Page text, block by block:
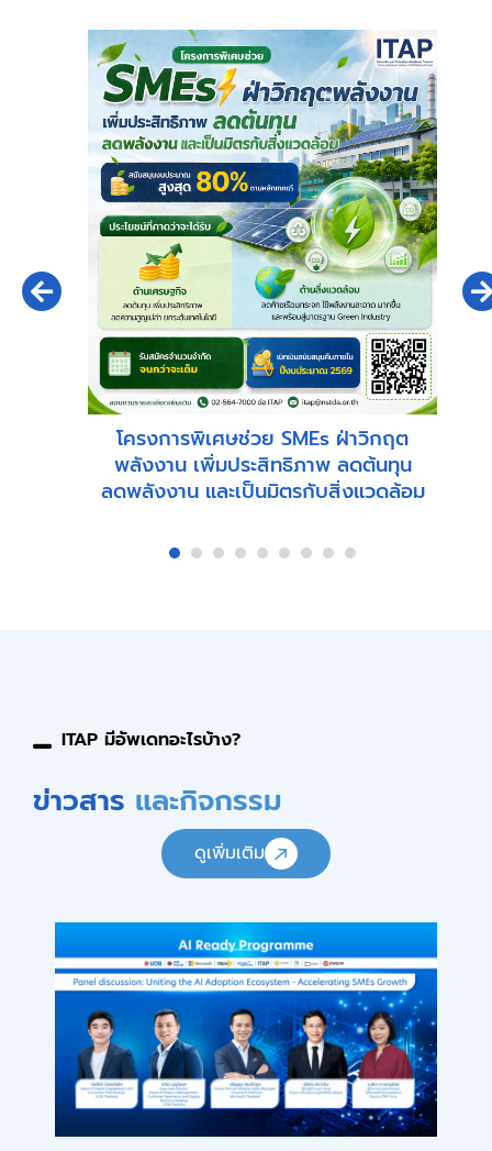
โครงการพิเศษช่วย SMEs ฝ่าวิกฤต
พลังงาน เพิ่มประสิทธิภาพ ลดต้นทุน
ลดพลังงาน และเป็นมิตรกับสิ่งแวดล้อม
1
ITAP มีอัพเดทอะไรบ้าง?
ข่าวสาร และกิจกรรม
ดูเพิ่มเติม